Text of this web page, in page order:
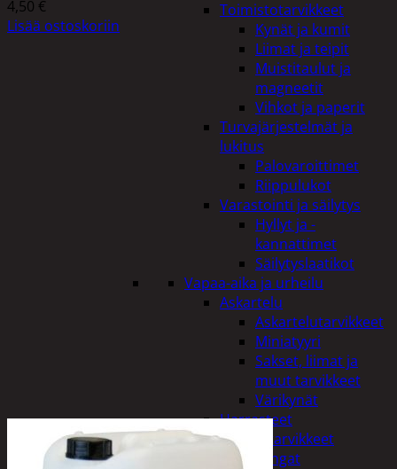
Toimistotarvikkeet
Kynät ja kumit
Liimat ja teipit
Muistitaulut ja
magneetit
Vihkot ja paperit
Turvajärjestelmät ja
lukitus
Palovaroittimet
Riippulukot
Varastointi ja säilytys
Hyllyt ja -
kannattimet
Säilytyslaatikot
Vapaa-aika ja urheilu
Askartelu
Askartelutarvikkeet
Miniatyyri
Sakset, liimat ja
muut tarvikkeet
Värikynät
Harrasteet
Käsityötarvikkeet
Langat
4,50 €
Lisää ostoskoriin